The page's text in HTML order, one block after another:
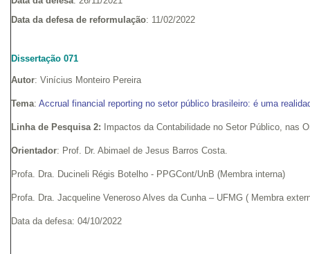
Data da defesa de reformulação: 11/02/2022
Dissertação 071
Autor: Vinícius Monteiro Pereira
Tema: Accrual financial reporting no setor público brasileiro: é uma
Linha de Pesquisa 2: Impactos da Contabilidade no Setor Público, nas
Orientador: Prof. Dr. Abimael de Jesus Barros Costa.
Profa. Dra. Ducineli Régis Botelho - PPGCont/UnB (Membra interna)
Profa. Dra. Jacqueline Veneroso Alves da Cunha – UFMG ( Membra
Data da defesa: 04/10/2022